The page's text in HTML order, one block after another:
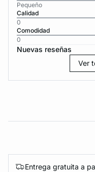
Pequeño
Calidad
0
Comodidad
0
Nuevas reseñas
Ver
Entrega gratuita a